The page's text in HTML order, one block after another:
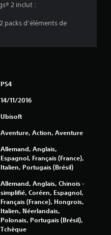
(
8
6
5
7
2 inclut :
packs d’éléments de
PS4
14/11/2016
Ubisoft
Aventure, Action, Aventure
Allemand, Anglais,
Espagnol, Français (France),
Italien, Portugais (Brésil)
Allemand, Anglais, Chinois -
simplifié, Coréen, Espagnol,
Français (France), Hongrois,
Italien, Néerlandais,
Polonais, Portugais (Brésil),
Tchèque